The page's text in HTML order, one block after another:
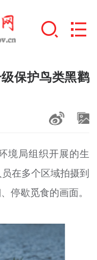
+
保护鸟类黑鹳
境局组织开展的生
在多个区域拍摄到
停歇觅食的画面。